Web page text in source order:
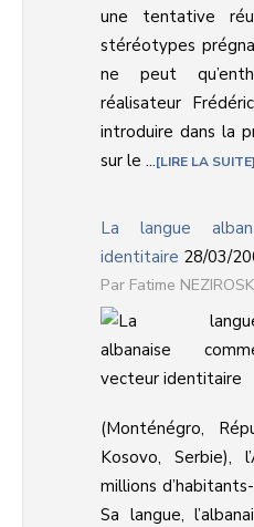
une tentative
stéréotypes
ne peut
réalisateur
introduire dans la
sur le ... LIRE LA SUITE
La langue
identitaire 28/03/
Fatime
(Monténégro,
Kosovo, Serbie),
millions
Sa langue,